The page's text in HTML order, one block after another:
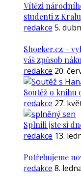
Vítězi
studenti z
redakce 5.
Shoeker.cz –
váš způsob
redakce 20.
Soutěž o knihu
redakce 27.
Splnili jste si
redakce 13.
Potřebujeme
redakce 8.